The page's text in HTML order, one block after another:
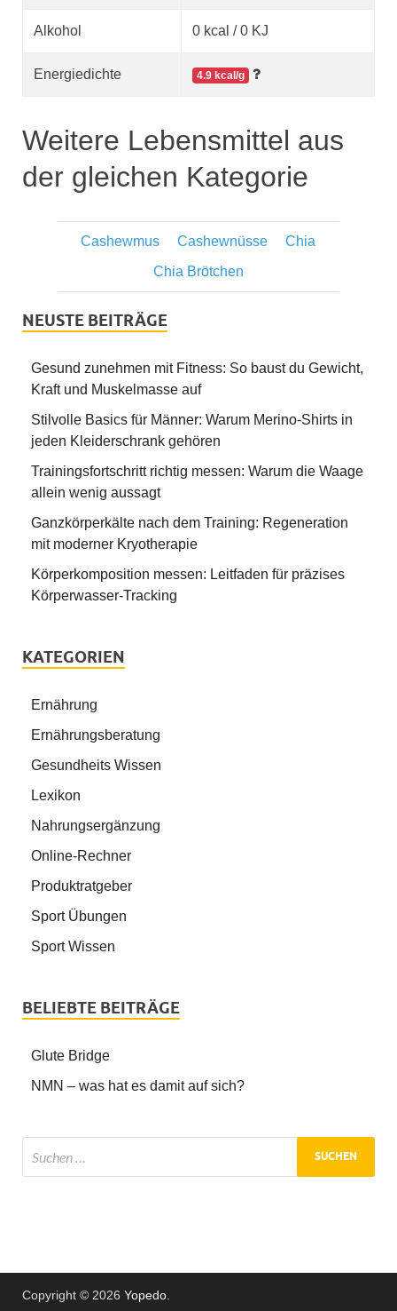
Alkohol 0 kcal / 0 KJ
Energiedichte 4.9 kcal/g
Weitere Lebensmittel aus
der gleichen Kategorie
Cashewmus Cashewnüsse
Chia
Chia Brötchen
NEUSTE BEITRÄGE
Gesund zunehmen mit Fitness: So baust du Gewicht,
Kraft und Muskelmasse auf
Stilvolle Basics für Männer: Warum Merino-Shirts in
jeden Kleiderschrank gehören
Trainingsfortschritt richtig messen: Warum die Waage
allein wenig aussagt
Ganzkörperkälte nach dem Training: Regeneration
mit moderner Kryotherapie
Körperkomposition messen: Leitfaden für präzises
Körperwasser-Tracking
KATEGORIEN
Ernährung
Ernährungsberatung
Gesundheits Wissen
Lexikon
Nahrungsergänzung
Online-Rechner
Produktratgeber
Sport Übungen
Sport Wissen
BELIEBTE BEITRÄGE
Glute Bridge
NMN – was hat es damit auf sich?
Copyright © 2026 Yopedo